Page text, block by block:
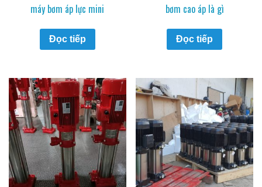
máy bơm áp lực mini
Đọc tiếp
bơm cao áp là gì
Đọc tiếp